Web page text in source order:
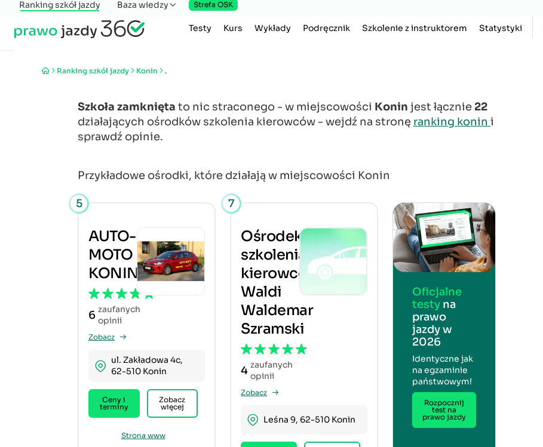
Testy Kurs Wykłady Podręcznik Szkolenie z instruktorem Statystyki
Ranking szkół jazdy Baza wiedzy Strefa OSK
Ranking szkół jazdy Konin .
Szkoła zamknięta to nic straconego - w miejscowości Konin jest łącznie 22
działających ośrodków szkolenia kierowców - wejdź na stronę ranking konin i
sprawdź opinie.
Przykładowe ośrodki, które działają w miejscowości Konin
5
AUTO-
MOTO
KONIN
6 zaufanych
opinii
Zobacz
ul. Zakładowa 4c,
62-510 Konin
Ceny i
terminy
Zobacz
więcej
Strona www
7
Ośrodek
szkolenia
kierowców
Waldi
Waldemar
Szramski
4 zaufanych
opinii
Zobacz
Leśna 9, 62-510 Konin
Oficjalne
testyna
prawo
jazdy w
2026
Identyczne jak
na egzaminie
państwowym!
Rozpocznij
test na
prawo jazdy